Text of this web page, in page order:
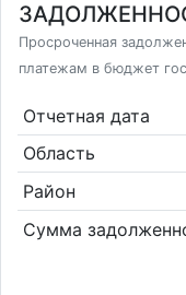
Просроченная
платежам в бюджет
Отчетная дата
Область
Район
Сумма